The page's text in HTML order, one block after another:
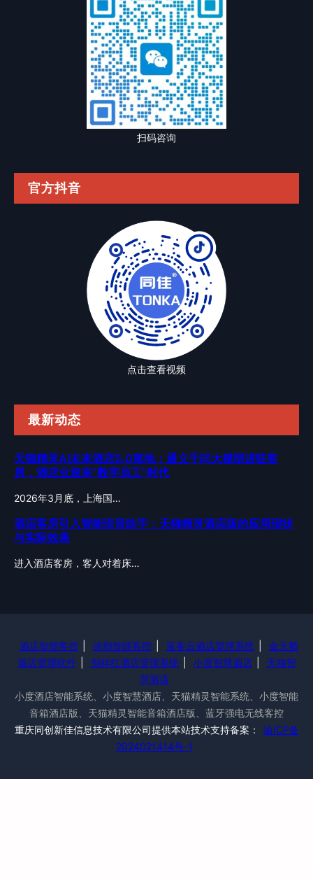
扫码咨询
官方抖音
点击查看视频
最新动态
天猫精灵AI未来酒店5.0落地：通义千问大模型进驻客
房，酒店业迎来”数字员工”时代
2026年3月底，上海国…
酒店客房引入智能语音助手：天猫精灵酒店版的应用现状
与实际效果
进入酒店客房，客人对着床…
酒店智能客控 涂鸦智能客控 蓝客云酒店管理系统
金天鹅
酒店管理软件
别样红酒店管理系统 小度智慧酒店
天猫智
慧酒店
小度酒店智能系统、小度智慧酒店、天猫精灵智能系统、小度智能
音箱酒店版、天猫精灵智能音箱酒店版、蓝牙强电无线客控
重庆同创新佳信息技术有限公司提供本站技术支持备案：
渝ICP备
2024021414号-1